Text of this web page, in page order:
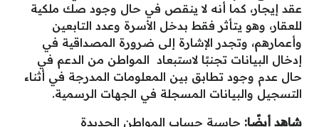
عقد إيجار، كما أنه لا ينقص في حال وجود صك ملكية
للعقار، وهو يتأثر فقط بدخل الأسرة وعدد التابعين
وأعمارهم، وتجدر الإشارة إلى ضرورة المصداقية في
إدخال البيانات تجنبًا لاستبعاد المواطن من الدعم في
حال عدم وجود تطابق بين المعلومات المدرجة في أثناء
التسجيل والبيانات المسجلة في الجهات الرسمية.
شاهد أيضًا: حاسبة حساب المواطن الجديدة